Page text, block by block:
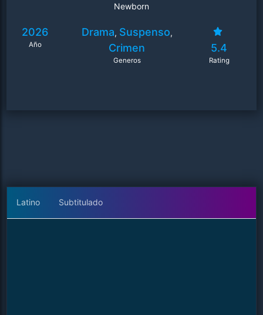
Newborn
2026
Año
Drama, Suspenso,
Crimen
Generos
5.4
Rating
Latino Subtitulado